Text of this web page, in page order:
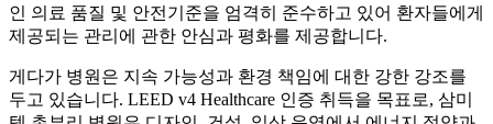
인 의료 품질 및 안전기준을 엄격히 준수하고 있어 환자들에게
제공되는 관리에 관한 안심과 평화를 제공합니다.
게다가 병원은 지속 가능성과 환경 책임에 대한 강한 강조를
두고 있습니다. LEED v4 Healthcare 인증 취득을 목표로, 삼미